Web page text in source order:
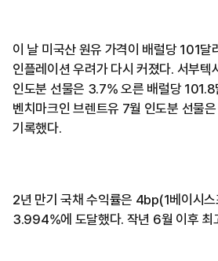
이 날 미국산 원유 가격이 배럴당 101달
인플레이션 우려가 다시 커졌다. 서부
인도분 선물은 3.7% 오른 배럴당 101.8
벤치마크인 브렌트유 7월 인도분 선물
기록했다.
2년 만기 국채 수익률은 4bp(1베이시
3.994%에 도달했다. 작년 6월 이후 최